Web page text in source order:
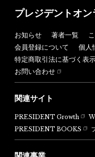
プレジデントオ
お知らせ 著者一覧
会員登録について
個人
特定商取引法に基づく表
お問い合わせ
関連サイト
PRESIDENT Growth
PRESIDENT BOOKS